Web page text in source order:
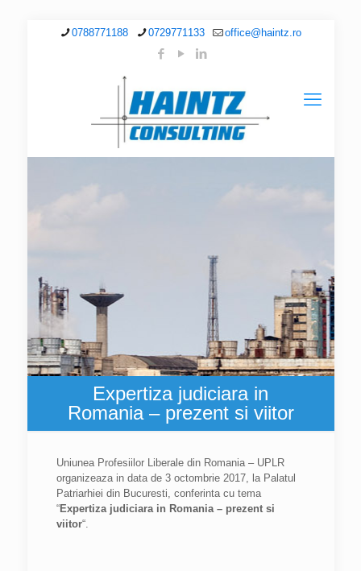
0788771188 0729771133 office@haintz.ro
Expertiza judiciara in
Romania – prezent si viitor
Uniunea Profesiilor Liberale din Romania – UPLR
organizeaza in data de 3 octombrie 2017, la Palatul
Patriarhiei din Bucuresti, conferinta cu tema
“Expertiza judiciara in Romania – prezent si
viitor“.